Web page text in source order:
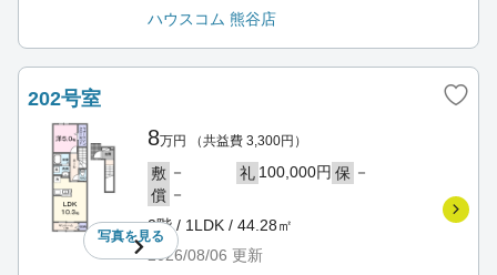
ハウスコム 熊谷店
202号室
写真を見る
8万円 （共益費 3,300円）
敷 － 礼 100,000円 保 －
償 －
2階 / 1LDK / 44.28㎡
2026/08/06 更新